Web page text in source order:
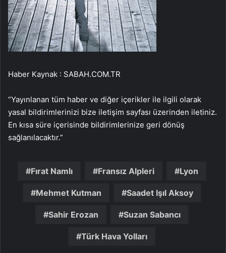
Haber Kaynak : SABAH.COM.TR
“Yayınlanan tüm haber ve diğer içerikler ile ilgili olarak
yasal bildirimlerinizi bize iletişim sayfası üzerinden iletiniz.
En kısa süre içerisinde bildirimlerinize geri dönüş
sağlanılacaktır.”
Fırat Namlı Fransız Alpleri Lyon
Mehmet Kutman Saadet Işıl Aksoy
Sahir Erozan Suzan Sabancı
Türk Hava Yolları